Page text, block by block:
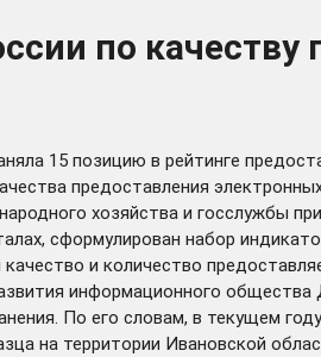
по
15 позицию в рейтинге
предоставления
хозяйства и госслужбы
сформулирован набор
и количество
информационного
По его словам, в текущем
на территории Ивановской